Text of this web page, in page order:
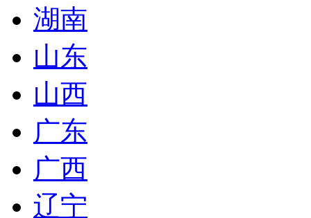
湖南
山东
山西
广东
广西
辽宁